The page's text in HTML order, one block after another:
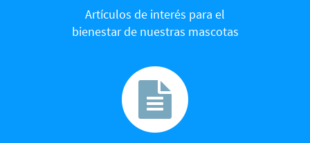
Artículos de interés para el
bienestar de nuestras mascotas